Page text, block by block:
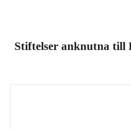
Stiftelser anknutna till